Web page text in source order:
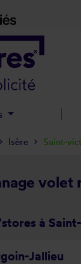
à
Jallieu
Isère Saint-